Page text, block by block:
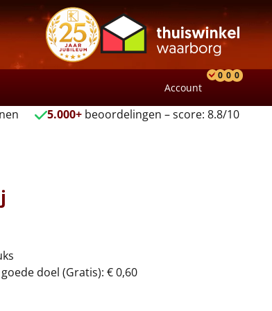
Account
0 0 0
5.000+ beoordelingen – score: 8.8/10
doel (Gratis): € 0,60